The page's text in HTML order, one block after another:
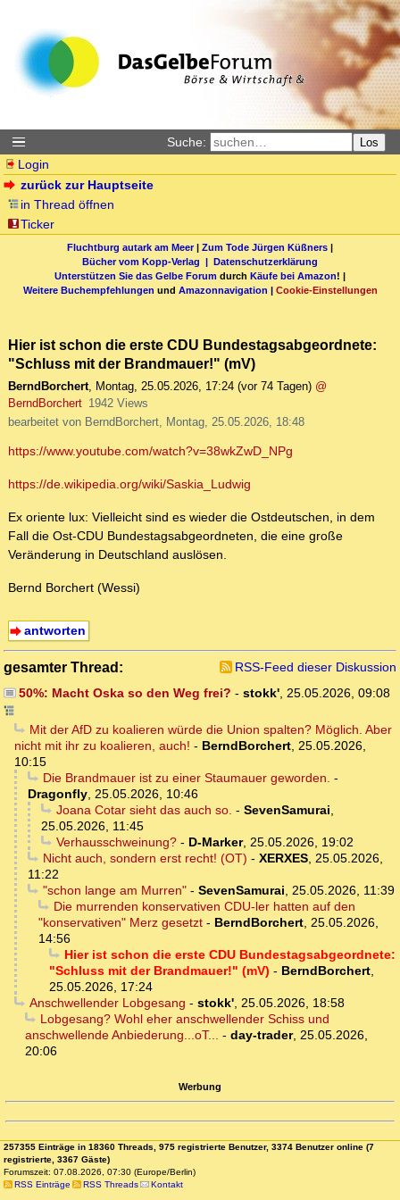
Suche: Los
Login
zurück zur Hauptseite
in Thread öffnen
Ticker
Fluchtburg autark am Meer| Zum Tode Jürgen Küßners |
Bücher vom Kopp-Verlag | Datenschutzerklärung
Unterstützen Sie das Gelbe Forum durch Käufe bei Amazon! |
Weitere Buchempfehlungen und Amazonnavigation | Cookie-Einstellungen
Hier ist schon die erste CDU Bundestagsabgeordnete:
"Schluss mit der Brandmauer!" (mV)
BerndBorchert, Montag, 25.05.2026, 17:24 (vor 74 Tagen) @
BerndBorchert 1942 Views
bearbeitet von BerndBorchert, Montag, 25.05.2026, 18:48
https://www.youtube.com/watch?v=38wkZwD_NPg
https://de.wikipedia.org/wiki/Saskia_Ludwig
Ex oriente lux: Vielleicht sind es wieder die Ostdeutschen, in dem
Fall die Ost-CDU Bundestagsabgeordneten, die eine große
Veränderung in Deutschland auslösen.
Bernd Borchert (Wessi)
antworten
gesamter Thread:
RSS-Feed dieser Diskussion
50%: Macht Oska so den Weg frei? - stokk', 25.05.2026, 09:08
Mit der AfD zu koalieren würde die Union spalten? Möglich. Aber
nicht mit ihr zu koalieren, auch! - BerndBorchert, 25.05.2026,
10:15
Die Brandmauer ist zu einer Staumauer geworden. -
Dragonfly, 25.05.2026, 10:46
Joana Cotar sieht das auch so. - SevenSamurai,
25.05.2026, 11:45
Verhausschweinung?- D-Marker, 25.05.2026, 19:02
Nicht auch, sondern erst recht! (OT) - XERXES, 25.05.2026,
11:22
"schon lange am Murren"- SevenSamurai, 25.05.2026, 11:39
Die murrenden konservativen CDU-ler hatten auf den
"konservativen" Merz gesetzt - BerndBorchert, 25.05.2026,
14:56
Hier ist schon die erste CDU Bundestagsabgeordnete:
"Schluss mit der Brandmauer!" (mV) - BerndBorchert,
25.05.2026, 17:24
Anschwellender Lobgesang - stokk', 25.05.2026, 18:58
Lobgesang? Wohl eher anschwellender Schiss und
anschwellende Anbiederung...oT... - day-trader, 25.05.2026,
20:06
Werbung
257355 Einträge in 18360 Threads, 975 registrierte Benutzer, 3374 Benutzer online (7
registrierte, 3367 Gäste)
Forumszeit: 07.08.2026, 07:30 (Europe/Berlin)
RSS Einträge
RSS Threads Kontakt